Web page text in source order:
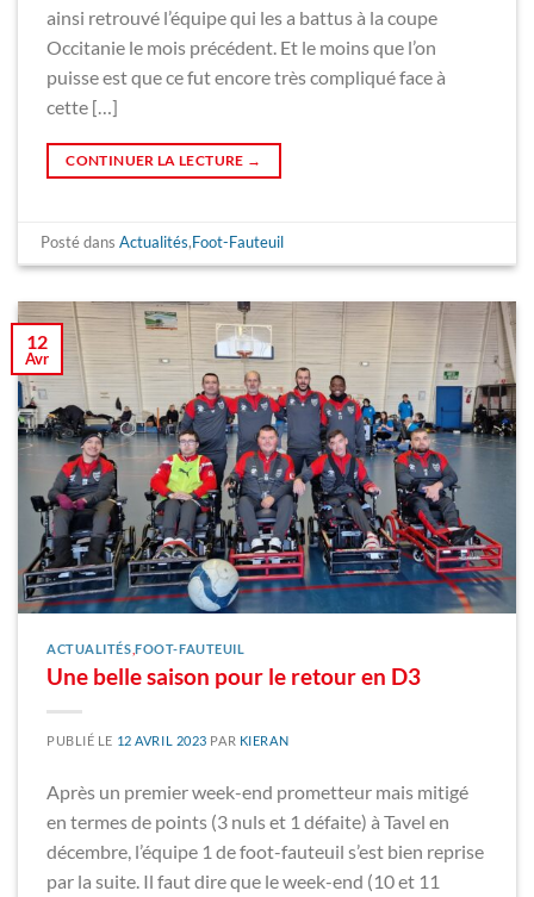
ainsi retrouvé l’équipe qui les a battus à la coupe
Occitanie le mois précédent. Et le moins que l’on
puisse est que ce fut encore très compliqué face à
cette […]
CONTINUER LA LECTURE →
Posté dansActualités,Foot-Fauteuil
12
Avr
ACTUALITÉS ,FOOT-FAUTEUIL
Une belle saison pour le retour en D3
PUBLIÉ LE 12 AVRIL 2023 PAR KIERAN
Après un premier week-end prometteur mais mitigé
en termes de points (3 nuls et 1 défaite) à Tavel en
décembre, l’équipe 1 de foot-fauteuil s’est bien reprise
par la suite. Il faut dire que le week-end (10 et 11